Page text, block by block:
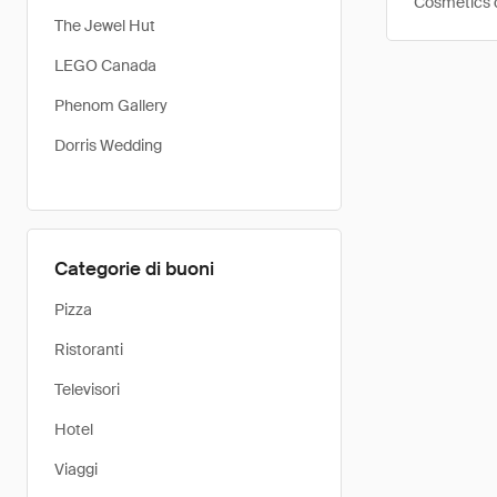
The Jewel Hut
LEGO Canada
Phenom Gallery
Dorris Wedding
Categorie di buoni
Pizza
Ristoranti
Televisori
Hotel
Viaggi